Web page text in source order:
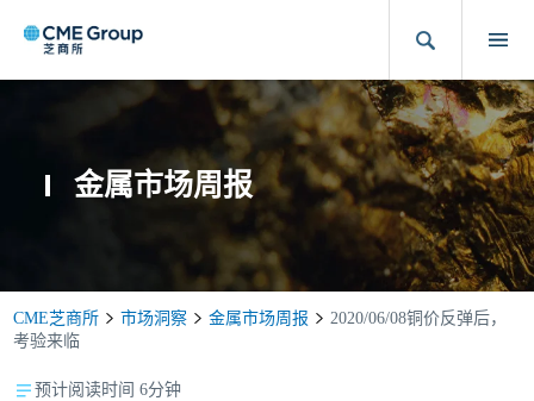
金属市场周报
CME芝商所 市场洞察 金属市场周报
2020/06/08铜价反弹后，
考验来临
预计阅读时间 6分钟